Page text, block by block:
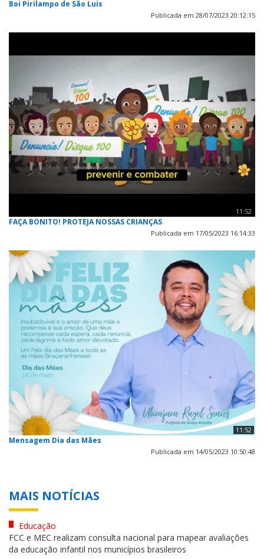
Boi Pirilampo de São Luis
Publicada em 28/07/2023 20:12:15
11:52
FAÇA BONITO! PROTEJA NOSSAS CRIANÇAS
Publicada em 17/05/2023 16:14:33
11:52
Mensagem Dia das Mães
Publicada em 14/05/2023 10:50:48
MAIS NOTÍCIAS
Educação
FCC e MEC realizam consulta nacional para mapear avaliações
da educação infantil nos municípios brasileiros